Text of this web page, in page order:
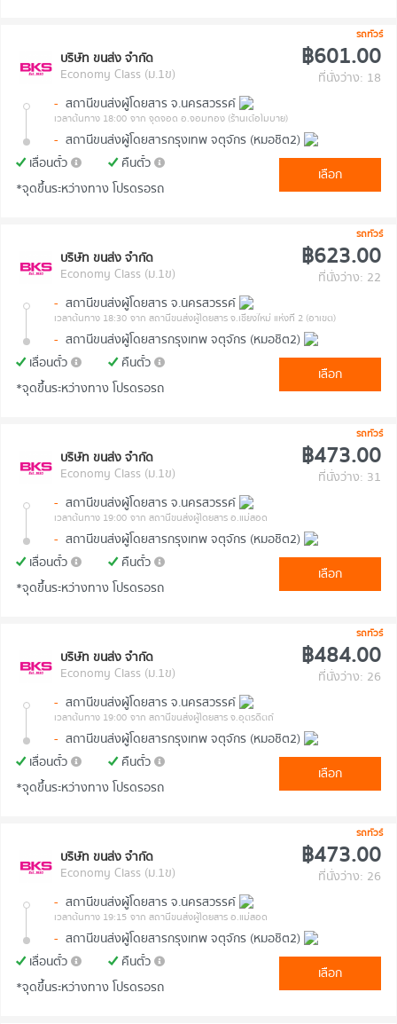
รถทัวร์
บริษัท ขนส่ง จำกัด
Economy Class (ม.1ข)
฿601.00
ที่นั่งว่าง: 18
- สถานีขนส่งผู้โดยสาร จ.นครสวรรค์
เวลาต้นทาง 18:00 จาก จุดจอด อ.จอมทอง (ร้านเต๋อโมบาย)
- สถานีขนส่งผู้โดยสารกรุงเทพ จตุจักร (หมอชิต2)
เลื่อนตั๋ว
คืนตั๋ว
*จุดขึ้นระหว่างทาง โปรดรอรถ
เลือก
รถทัวร์
บริษัท ขนส่ง จำกัด
Economy Class (ม.1ข)
฿623.00
ที่นั่งว่าง: 22
- สถานีขนส่งผู้โดยสาร จ.นครสวรรค์
เวลาต้นทาง 18:30 จาก สถานีขนส่งผู้โดยสาร จ.เชียงใหม่ แห่งที่ 2 (อาเขต)
- สถานีขนส่งผู้โดยสารกรุงเทพ จตุจักร (หมอชิต2)
เลื่อนตั๋ว
คืนตั๋ว
*จุดขึ้นระหว่างทาง โปรดรอรถ
เลือก
รถทัวร์
บริษัท ขนส่ง จำกัด
Economy Class (ม.1ข)
฿473.00
ที่นั่งว่าง: 31
- สถานีขนส่งผู้โดยสาร จ.นครสวรรค์
เวลาต้นทาง 19:00 จาก สถานีขนส่งผู้โดยสาร อ.แม่สอด
- สถานีขนส่งผู้โดยสารกรุงเทพ จตุจักร (หมอชิต2)
เลื่อนตั๋ว
คืนตั๋ว
*จุดขึ้นระหว่างทาง โปรดรอรถ
เลือก
รถทัวร์
บริษัท ขนส่ง จำกัด
Economy Class (ม.1ข)
฿484.00
ที่นั่งว่าง: 26
- สถานีขนส่งผู้โดยสาร จ.นครสวรรค์
เวลาต้นทาง 19:00 จาก สถานีขนส่งผู้โดยสาร จ.อุตรดิตถ์
- สถานีขนส่งผู้โดยสารกรุงเทพ จตุจักร (หมอชิต2)
เลื่อนตั๋ว
คืนตั๋ว
*จุดขึ้นระหว่างทาง โปรดรอรถ
เลือก
รถทัวร์
บริษัท ขนส่ง จำกัด
Economy Class (ม.1ข)
฿473.00
ที่นั่งว่าง: 26
- สถานีขนส่งผู้โดยสาร จ.นครสวรรค์
เวลาต้นทาง 19:15 จาก สถานีขนส่งผู้โดยสาร อ.แม่สอด
- สถานีขนส่งผู้โดยสารกรุงเทพ จตุจักร (หมอชิต2)
เลื่อนตั๋ว
คืนตั๋ว
*จุดขึ้นระหว่างทาง โปรดรอรถ
เลือก